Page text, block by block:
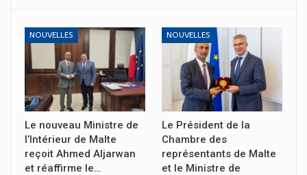
NOUVELLES
Le nouveau Ministre de
l’Intérieur de Malte
reçoit Ahmed Aljarwan
et réaffirme le…
NOUVELLES
Le Président de la
Chambre des
représentants de Malte
et le Ministre de